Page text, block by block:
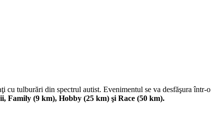
cu tulburări din spectrul autist. Evenimentul se va desfăşura într-o
Family (9 km), Hobby (25 km) şi Race (50 km).